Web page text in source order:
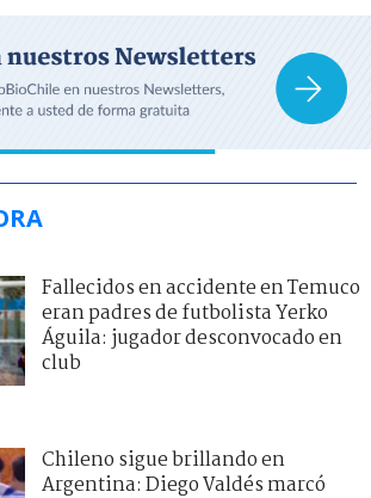
Fallecidos en accidente en Temuco
eran padres de futbolista Yerko
Águila: jugador desconvocado en
club
Chileno sigue brillando en
Argentina: Diego Valdés marcó